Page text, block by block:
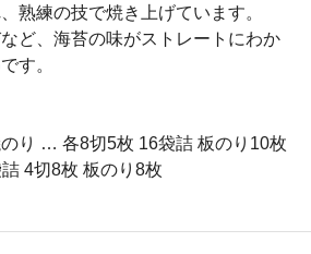
熟練の技で焼き上げています。
ど、海苔の味がストレートにわか
す。
り … 各8切5枚 16袋詰 板のり10枚
4切8枚 板のり8枚